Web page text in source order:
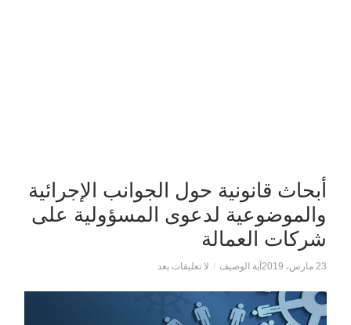
أبحاث قانونية حول الجوانب الإجرائية
والموضوعية لدعوى المسؤولية على
شركات العمالة
23 مارس، 2019 آية الوصيف / لا تعليقات بعد